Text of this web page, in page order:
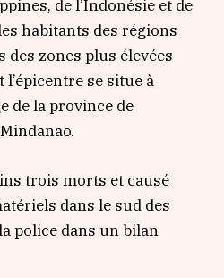
de l’Indonésie et de
habitants des régions
des zones plus élevées
se situe à
de la province de
trois morts et causé
dans le sud des
police dans un bilan